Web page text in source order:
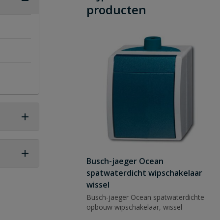
producten
Busch-jaeger Ocean
spatwaterdicht wipschakelaar
wissel
Busch-jaeger Ocean spatwaterdichte
opbouw wipschakelaar, wissel